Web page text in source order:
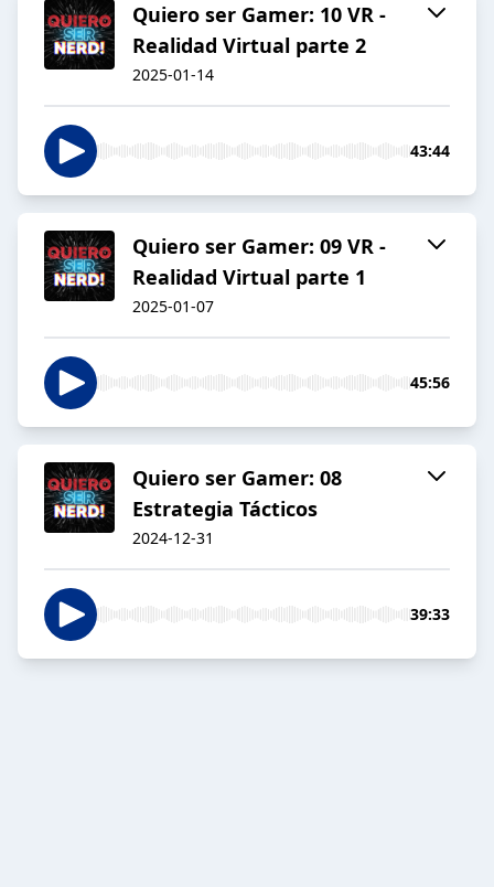
Quiero ser Gamer: 10 VR -
Realidad Virtual parte 2
2025-01-14
43:44
Quiero ser Gamer: 09 VR -
Realidad Virtual parte 1
2025-01-07
45:56
Quiero ser Gamer: 08
Estrategia Tácticos
2024-12-31
39:33